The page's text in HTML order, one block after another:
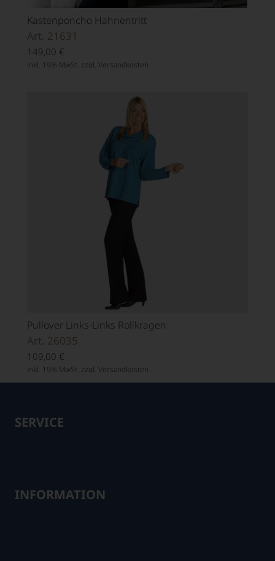
Kastenponcho Hahnentritt
Art. 21631
149,00 €
inkl. 19% MwSt. zzgl. Versandkosten
Pullover Links-Links Rollkragen
Art. 26035
109,00 €
inkl. 19% MwSt. zzgl. Versandkosten
SERVICE
INFORMATION